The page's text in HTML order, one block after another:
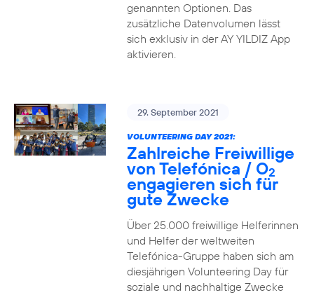
genannten Optionen. Das
zusätzliche Datenvolumen lässt
sich exklusiv in der AY YILDIZ App
aktivieren.
29. September 2021
VOLUNTEERING DAY 2021:
Zahlreiche Freiwillige
von Telefónica / O2
engagieren sich für
gute Zwecke
Über 25.000 freiwillige Helferinnen
und Helfer der weltweiten
Telefónica-Gruppe haben sich am
diesjährigen Volunteering Day für
soziale und nachhaltige Zwecke